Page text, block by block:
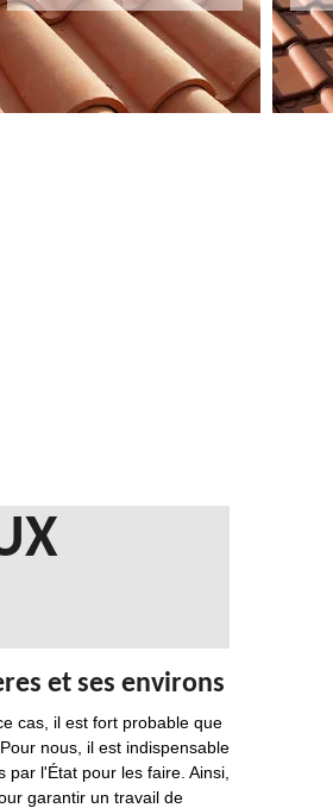
et ses environs
cas, il est fort probable que
nous, il est indispensable
l'État pour les faire. Ainsi,
garantir un travail de